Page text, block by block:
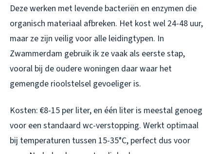
Deze werken met levende bacteriën en enzymen die
organisch materiaal afbreken. Het kost wel 24-48 uur,
maar ze zijn veilig voor alle leidingtypen. In
Zwammerdam gebruik ik ze vaak als eerste stap,
vooral bij de oudere woningen daar waar het
gemengde rioolstelsel gevoeliger is.
Kosten: €8-15 per liter, en één liter is meestal genoeg
voor een standaard wc-verstopping. Werkt optimaal
bij temperaturen tussen 15-35°C, perfect dus voor